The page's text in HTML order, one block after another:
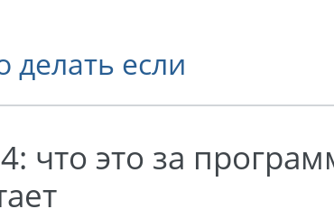
делать если
что это за